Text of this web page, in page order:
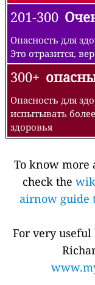
201-300
Опасность для
Это отразится,
300+
Опасность для
испытывать
здоровья
To know more
check the
airnow guide
For very